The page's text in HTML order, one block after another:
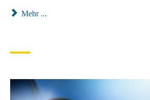
Mehr ...